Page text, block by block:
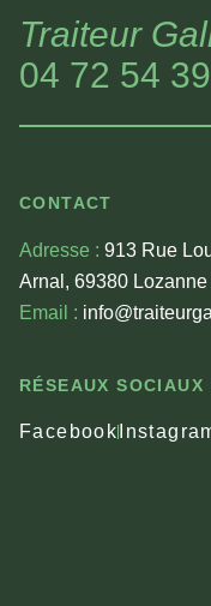
Traiteur
04 72 54
CONTACT
Adresse : 913 Rue
Arnal, 69380 Lozanne
Email :
RÉSEAUX SOCIAUX
Facebook